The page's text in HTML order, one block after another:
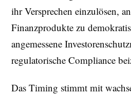
ihr Versprechen einzulösen,
Finanzprodukte zu
angemessene
regulatorische Compliance
Das Timing stimmt mit